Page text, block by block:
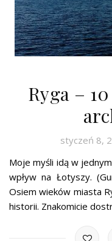
Ryga –
styczeń 8,
Moje myśli idą w
wpływ na Łotyszy.
Osiem wieków miasta
historii. Znakomicie